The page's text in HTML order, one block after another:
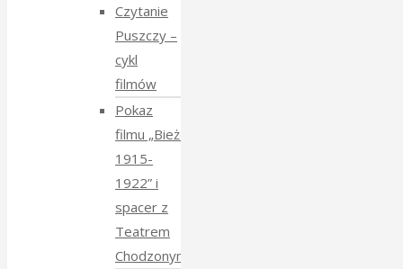
Czytanie
Puszczy –
cykl
filmów
Pokaz
filmu „Bieżeńcy
1915-
1922” i
spacer z
Teatrem
Chodzonym